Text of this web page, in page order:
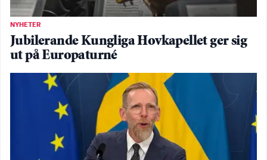
NYHETER
Jubilerande Kungliga Hovkapellet ger sig
ut på Europaturné